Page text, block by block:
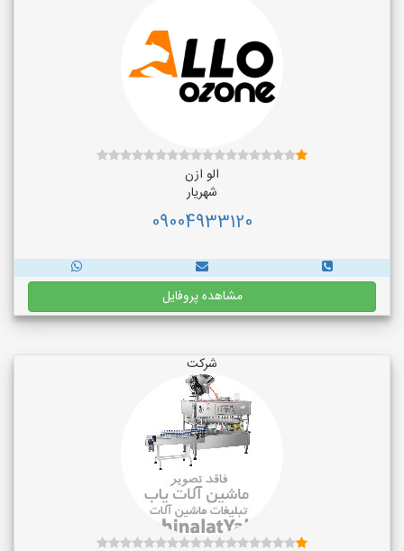
الو ازن
شهریار
09004933120
مشاهده پروفایل
شرکت